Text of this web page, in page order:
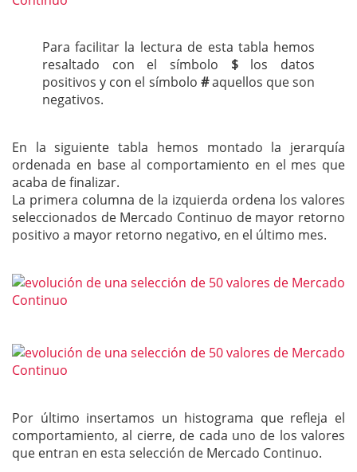
Para facilitar la lectura de esta tabla hemos
resaltado con el símbolo $los datos
positivos y con el símbolo #aquellos que son
negativos.
En la siguiente tabla hemos montado la jerarquía
ordenada en base al comportamiento en el mes que
acaba de finalizar.
La primera columna de la izquierda ordena los valores
seleccionados de Mercado Continuo de mayor retorno
positivo a mayor retorno negativo, en el último mes.
Por último insertamos un histograma que refleja el
comportamiento, al cierre, de cada uno de los valores
que entran en esta selección de Mercado Continuo.